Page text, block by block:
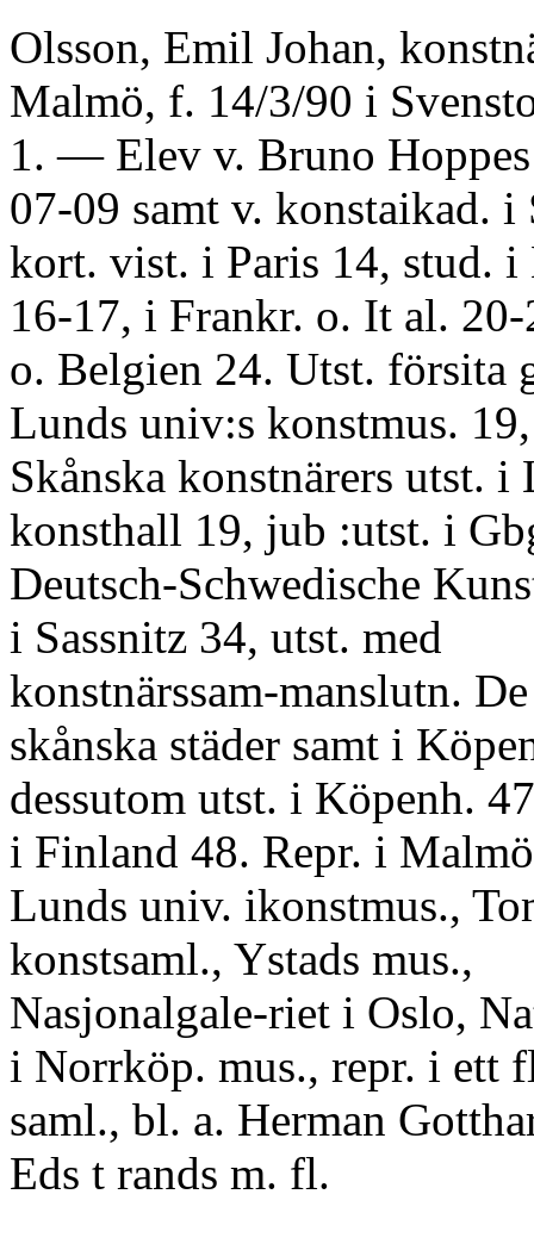
Olsson, Emil Johan,
Malmö, f. 14/3/90 i
1. — Elev v. Bruno
07-09 samt v. konstaikad.
kort. vist. i Paris 14, stud. i
16-17, i Frankr. o. It al.
o. Belgien 24. Utst. försita
Lunds univ:s konstmus.
Skånska konstnärers utst.
konsthall 19, jub :utst. i
Deutsch-Schwedische
i Sassnitz 34, utst. med
konstnärssam-manslutn.
skånska städer samt i
dessutom utst. i Köpenh.
i Finland 48. Repr. i
Lunds univ. ikonstmus.,
konstsaml., Ystads mus.,
Nasjonalgale-riet i Oslo,
i Norrköp. mus., repr. i ett
saml., bl. a. Herman
Eds t rands m. fl.